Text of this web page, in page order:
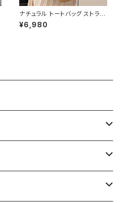
ナチュラル トートバッグ ストライ
プデザイン かごバッグ レディー
ス バック 肩掛け 大容量 軽量
¥6,980